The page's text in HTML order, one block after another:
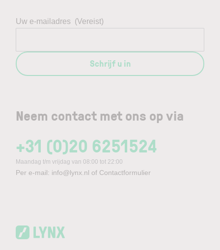
Neem contact met ons op via
+31 (0)20 6251524
Maandag t/m vrijdag van 08:00 tot 22:00
Per e-mail: info@lynx.nl of Contactformulier
Uw e-mailadres (Vereist)
Schrijf u in